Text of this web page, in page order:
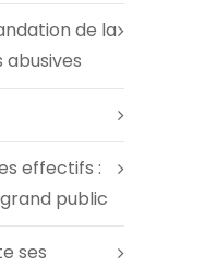
de la
abusives
effectifs :
public
ses